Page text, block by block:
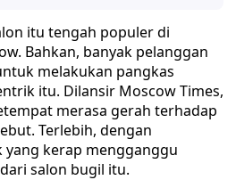
itu tengah populer di
Bahkan, banyak pelanggan
melakukan pangkas
itu. Dilansir Moscow Times,
merasa gerah terhadap
Terlebih, dengan
yang kerap mengganggu
salon bugil itu.